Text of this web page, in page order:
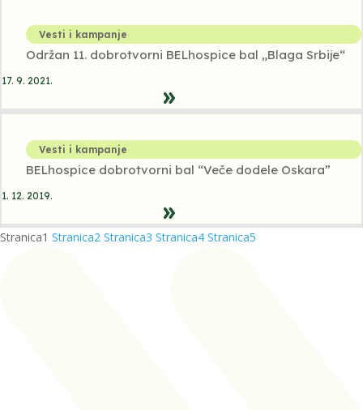
Vesti i kampanje
Održan 11. dobrotvorni BELhospice bal „Blaga Srbije“
17. 9. 2021.
Vesti i kampanje
BELhospice dobrotvorni bal “Veče dodele Oskara”
1. 12. 2019.
Stranica1 Stranica2 Stranica3 Stranica4 Stranica5